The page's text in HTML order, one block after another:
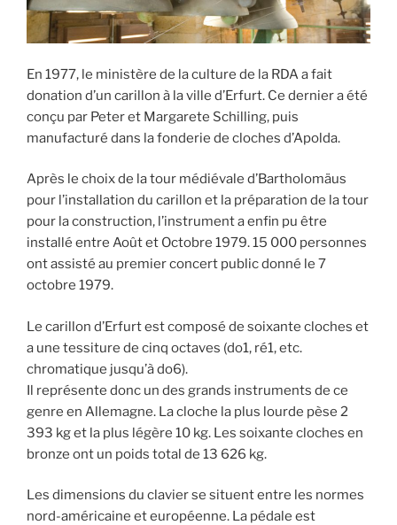
En 1977, le ministère de la culture de la RDA a fait
donation d’un carillon à la ville d’Erfurt. Ce dernier a été
conçu par Peter et Margarete Schilling, puis
manufacturé dans la fonderie de cloches d’Apolda.
Après le choix de la tour médiévale d’Bartholomäus
pour l’installation du carillon et la préparation de la tour
pour la construction, l’instrument a enfin pu être
installé entre Août et Octobre 1979. 15 000 personnes
ont assisté au premier concert public donné le 7
octobre 1979.
Le carillon d’Erfurt est composé de soixante cloches et
a une tessiture de cinq octaves (do1, ré1, etc.
chromatique jusqu’à do6).
Il représente donc un des grands instruments de ce
genre en Allemagne. La cloche la plus lourde pèse 2
393 kg et la plus légère 10 kg. Les soixante cloches en
bronze ont un poids total de 13 626 kg.
Les dimensions du clavier se situent entre les normes
nord-américaine et européenne. La pédale est